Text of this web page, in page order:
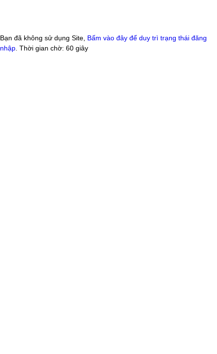
Bạn đã không sử dụng Site, Bấm vào đây để duy trì trạng thái đăng
nhập . Thời gian chờ: 60 giây